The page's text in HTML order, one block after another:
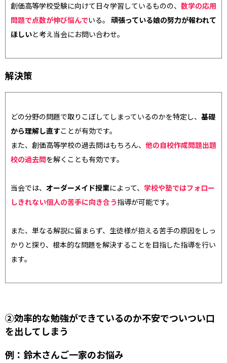
創価高等学校受験に向けて日々学習しているものの、 数学の応用
問題で点数が伸び悩んでいる。 頑張っている娘の努力が報われて
ほしいと考え当会にお問い合わせ。
解決策
どの分野の問題で取りこぼしてしまっているのかを特定し、 基礎
から理解し直すことが有効です。
また、創価高等学校の過去問はもちろん、 他の自校作成問題出題
校の過去問を解く ことも有効です。
当会では、 オーダーメイド授業によって、 学校や塾ではフォロー
しきれない個人の苦手に向き合う指導が可能です。
また、単なる解説に留まらず、生徒様が抱える苦手の原因をしっ
かりと探り、根本的な問題を解決することを目指した指導を行い
ます。
②効率的な勉強ができているのか不安でついつい口
を出してしまう
例：鈴木さんご一家のお悩み